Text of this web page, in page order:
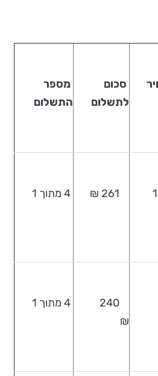
סכום
לתשלום
מספר
התשלום
240